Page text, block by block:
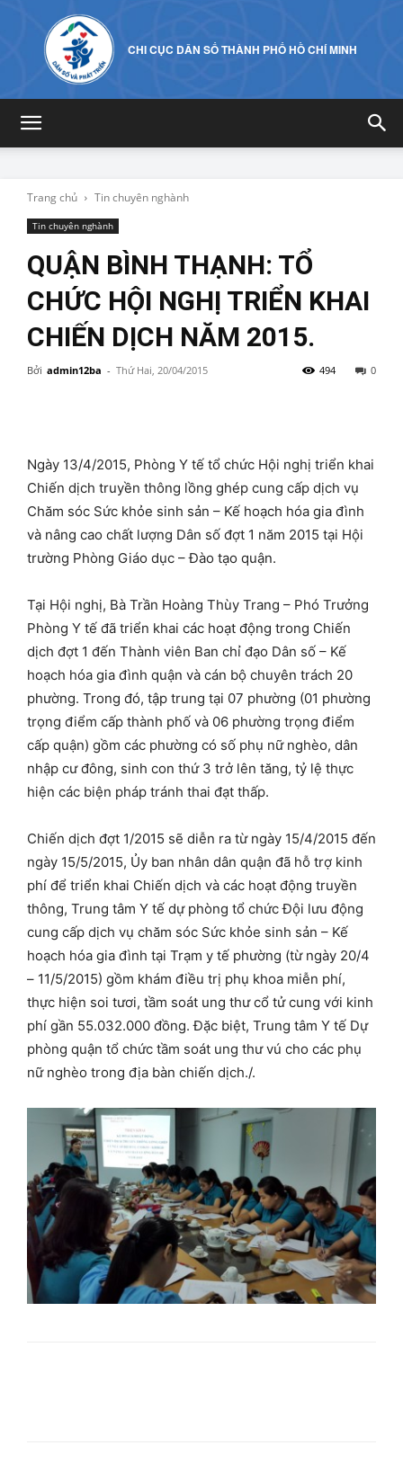
CHI CỤC DÂN SỐ THÀNH PHỐ HỒ CHÍ MINH
Trang chủ Tin chuyên nghành
Tin chuyên nghành
QUẬN BÌNH THẠNH: TỔ
CHỨC HỘI NGHỊ TRIỂN KHAI
CHIẾN DỊCH NĂM 2015.
Bởi admin12ba - Thứ Hai, 20/04/2015 0
494
Ngày 13/4/2015, Phòng Y tế tổ chức Hội nghị triển khai
Chiến dịch truyền thông lồng ghép cung cấp dịch vụ
Chăm sóc Sức khỏe sinh sản – Kế hoạch hóa gia đình
và nâng cao chất lượng Dân số đợt 1 năm 2015 tại Hội
trường Phòng Giáo dục – Đào tạo quận.
Tại Hội nghị, Bà Trần Hoàng Thùy Trang – Phó Trưởng
Phòng Y tế đã triển khai các hoạt động trong Chiến
dịch đợt 1 đến Thành viên Ban chỉ đạo Dân số – Kế
hoạch hóa gia đình quận và cán bộ chuyên trách 20
phường. Trong đó, tập trung tại 07 phường (01 phường
trọng điểm cấp thành phố và 06 phường trọng điểm
cấp quận) gồm các phường có số phụ nữ nghèo, dân
nhập cư đông, sinh con thứ 3 trở lên tăng, tỷ lệ thực
hiện các biện pháp tránh thai đạt thấp.
Chiến dịch đợt 1/2015 sẽ diễn ra từ ngày 15/4/2015 đến
ngày 15/5/2015, Ủy ban nhân dân quận đã hỗ trợ kinh
phí để triển khai Chiến dịch và các hoạt động truyền
thông, Trung tâm Y tế dự phòng tổ chức Đội lưu động
cung cấp dịch vụ chăm sóc Sức khỏe sinh sản – Kế
hoạch hóa gia đình tại Trạm y tế phường (từ ngày 20/4
– 11/5/2015) gồm khám điều trị phụ khoa miễn phí,
thực hiện soi tươi, tầm soát ung thư cổ tử cung với kinh
phí gần 55.032.000 đồng. Đặc biệt, Trung tâm Y tế Dự
phòng quận tổ chức tầm soát ung thư vú cho các phụ
nữ nghèo trong địa bàn chiến dịch./.